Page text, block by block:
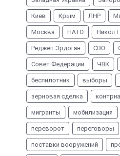
Киев Крым ЛНР
Москва НАТО Никол
Реджеп Эрдоган СВО
Совет Федерации ЧВК
беспилотник выборы
зерновая сделка
мигранты мобилизация
переворот переговоры
поставки вооружений